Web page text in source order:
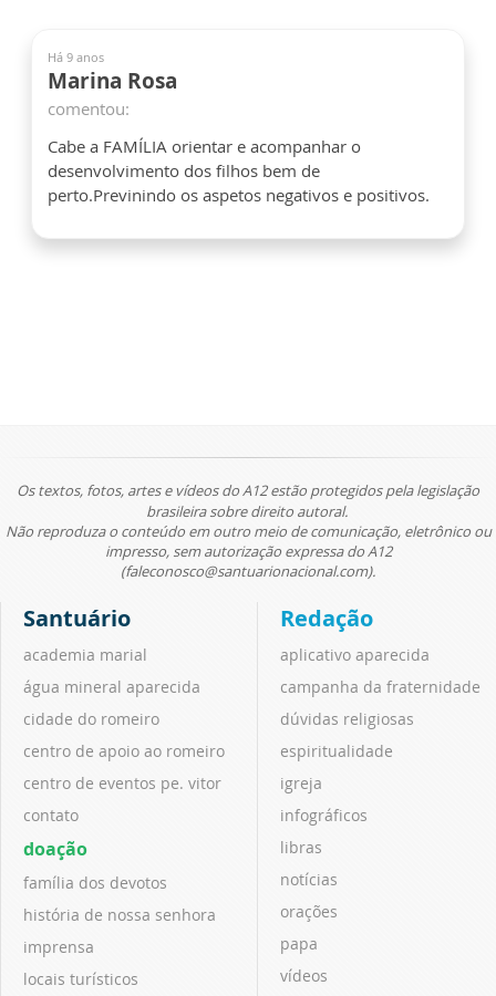
Há 9 anos
Marina Rosa
comentou:
Cabe a FAMÍLIA orientar e acompanhar o
desenvolvimento dos filhos bem de
perto.Previnindo os aspetos negativos e positivos.
Os textos, fotos, artes e vídeos do A12 estão protegidos pela legislação
brasileira sobre direito autoral.
Não reproduza o conteúdo em outro meio de comunicação, eletrônico ou
impresso, sem autorização expressa do A12
(faleconosco@santuarionacional.com).
Santuário
academia marial
água mineral aparecida
cidade do romeiro
centro de apoio ao romeiro
centro de eventos pe. vitor
contato
doação
família dos devotos
história de nossa senhora
imprensa
locais turísticos
Redação
aplicativo aparecida
campanha da fraternidade
dúvidas religiosas
espiritualidade
igreja
infográficos
libras
notícias
orações
papa
vídeos